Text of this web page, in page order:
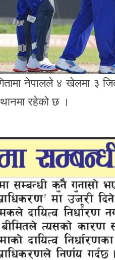
नेपालले ४ खेलमा ३
रहेको छ ।